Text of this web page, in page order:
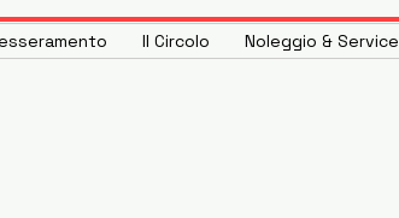
Il Circolo Noleggio & Service